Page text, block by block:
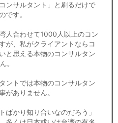
ンサルタント」と刷るだけで
です。
人合わせて1000人以上のコン
が、私がクライアントならコ
と思える本物のコンサルタン
。
ントでは本物のコンサルタン
がありません。
ばかり知り合いなのだろう」